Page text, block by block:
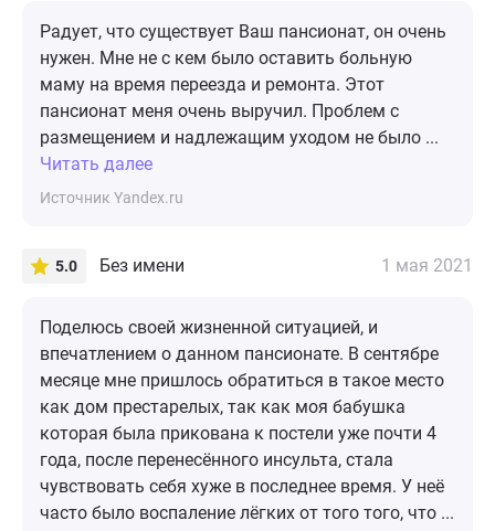
Радует, что существует Ваш пансионат, он очень
нужен. Мне не с кем было оставить больную
маму на время переезда и ремонта. Этот
пансионат меня очень выручил. Проблем с
размещением и надлежащим уходом не было ...
Читать далее
Источник Yandex.ru
5.0 Без имени 1 мая 2021
Поделюсь своей жизненной ситуацией, и
впечатлением о данном пансионате. В сентябре
месяце мне пришлось обратиться в такое место
как дом престарелых, так как моя бабушка
которая была прикована к постели уже почти 4
года, после перенесённого инсульта, стала
чувствовать себя хуже в последнее время. У неё
часто было воспаление лёгких от того того, что ...